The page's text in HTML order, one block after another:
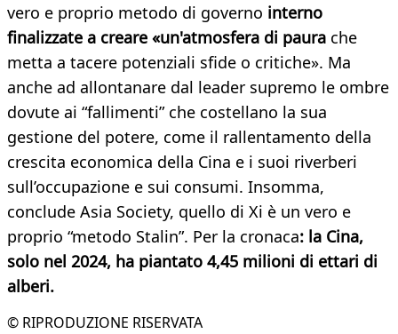
vero e proprio metodo di governo interno
finalizzate a creare «un'atmosfera di paura che
metta a tacere potenziali sfide o critiche». Ma
anche ad allontanare dal leader supremo le ombre
dovute ai “fallimenti” che costellano la sua
gestione del potere, come il rallentamento della
crescita economica della Cina e i suoi riverberi
sull’occupazione e sui consumi. Insomma,
conclude Asia Society, quello di Xi è un vero e
proprio “metodo Stalin”. Per la cronaca: la Cina,
solo nel 2024, ha piantato 4,45 milioni di ettari di
alberi.
© RIPRODUZIONE RISERVATA